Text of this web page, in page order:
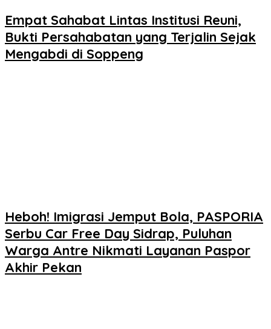
Empat Sahabat Lintas Institusi Reuni,
Bukti Persahabatan yang Terjalin Sejak
Mengabdi di Soppeng
Heboh! Imigrasi Jemput Bola, PASPORIA
Serbu Car Free Day Sidrap, Puluhan
Warga Antre Nikmati Layanan Paspor
Akhir Pekan